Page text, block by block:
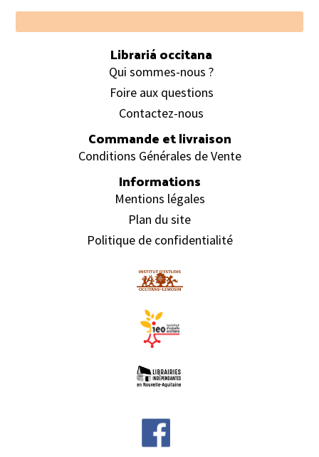
Footer
Librariá occitana
Qui sommes-nous ?
Foire aux questions
Contactez-nous
Commande et livraison
Conditions Générales de Vente
Informations
Mentions légales
Plan du site
Politique de confidentialité